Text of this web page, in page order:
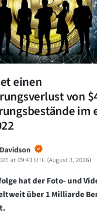
einen
von
im
at 09:43 UTC (August 3, 2026)
hat der Foto- und
über 1 Milliarde